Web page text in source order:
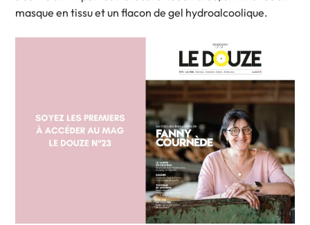
masque en tissu et un flacon de gel hydroalcoolique.